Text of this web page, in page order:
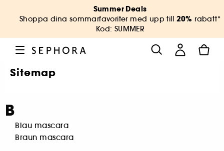
Summer Deals
Shoppa dina sommarfavoriter med upp till 20% rabatt*
Kod: SUMMER
Sitemap
B
Blau mascara
Braun mascara